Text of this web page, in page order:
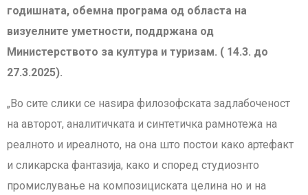
годишната, обемна програма од областа на
визуелните уметности, поддржана од
Министерството за култура и туризам. ( 14.3. до
27.3.2025).
„Во сите слики се наѕира филозофската задлабоченост
на авторот, аналитичката и синтетичка рамнотежа на
реалното и иреалното, на она што постои како артефакт
и сликарска фантазија, како и според студиознто
промислување на композициската целина но и на